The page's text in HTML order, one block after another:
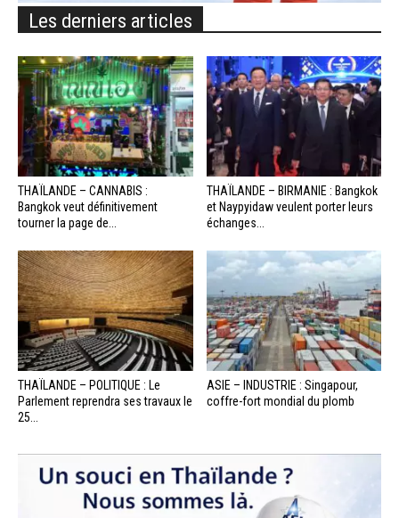
Les derniers articles
THAÏLANDE – CANNABIS :
Bangkok veut définitivement
tourner la page de...
THAÏLANDE – BIRMANIE : Bangkok
et Naypyidaw veulent porter leurs
échanges...
THAÏLANDE – POLITIQUE : Le
Parlement reprendra ses travaux le
25...
ASIE – INDUSTRIE : Singapour,
coffre-fort mondial du plomb